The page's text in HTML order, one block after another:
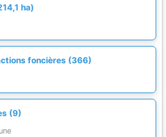
ha)
foncières (366)
(9)